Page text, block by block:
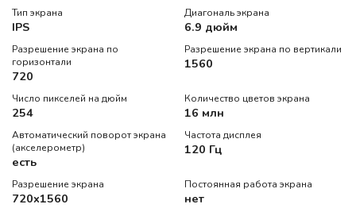
Тип экрана
IPS
Диагональ экрана
6.9 дюйм
Разрешение экрана по
горизонтали
720
Разрешение экрана по вертикали
1560
Число пикселей на дюйм
254
Количество цветов экрана
16 млн
Автоматический поворот экрана
(акселерометр)
есть
Частота дисплея
120 Гц
Разрешение экрана
720x1560
Постоянная работа экрана
нет